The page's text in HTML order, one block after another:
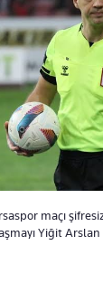
maçı
Yiğit